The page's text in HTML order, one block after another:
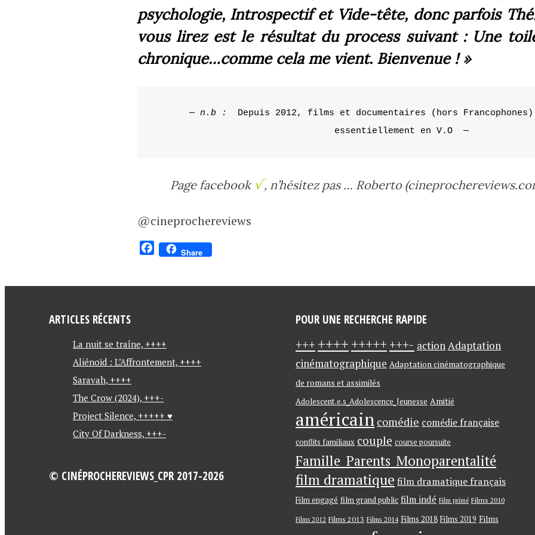
psychologie, Introspectif et Vide-tête, donc parfois
vous lirez est le résultat du process suivant : Une
chronique…comme cela me vient. Bienvenue !»
— n.b :
Depuis 2012, films et documentaires (hors
essentiellement en V.O  —
Page facebook √, n’hésitez pas … Roberto
@cineprochereviews
F
e
k
Share
ARTICLES RÉCENTS
La nuit se traîne, ++++
Aliénoïd : L’Affrontement, ++++
Saravah, ++++
The Crow (2024), +++-
Project Silence, +++++ ♥
City Of Darkness, +++-
© CINÉPROCHEREVIEWS_CPR 2017-2026
POUR UNE RECHERCHE RAPIDE
+++ ++++ +++++ +++- action Adaptation
cinématographique Adaptation cinématographique
de romans et assimilés
Adolescent.e.s_Adolescence_Jeunesse Amitié
américain comédie comédie française
conflits familiaux couple course poursuite
Famille_Parents_Monoparentalité
film dramatique film dramatique français
Film engagé film grand public film indé Film primé Films 2010
Films 2012 Films 2013 Films 2014 Films 2018 Films 2019 Films